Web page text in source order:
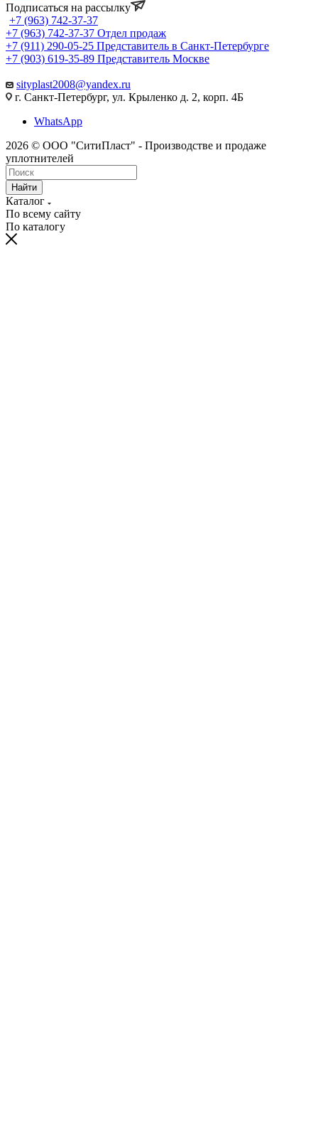
Подписаться на рассылку
+7 (963) 742-37-37
+7 (963) 742-37-37 Отдел продаж
+7 (911) 290-05-25 Представитель в Санкт-Петербурге
+7 (903) 619-35-89 Представитель Москве
sityplast2008@yandex.ru
г. Санкт-Петербург, ул. Крыленко д. 2, корп. 4Б
WhatsApp
2026 © ООО "СитиПласт" - Производстве и продаже
уплотнителей
Найти
Каталог
По всему сайту
По каталогу